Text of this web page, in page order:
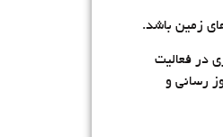
زمین باشد.
در فعالیت
رسانی و